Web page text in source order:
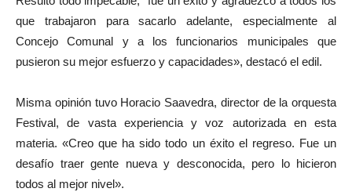
que trabajaron para sacarlo adelante, especialmente al
Concejo Comunal y a los funcionarios municipales que
pusieron su mejor esfuerzo y capacidades», destacó el edil.
Misma opinión tuvo Horacio Saavedra, director de la orquesta
Festival, de vasta experiencia y voz autorizada en esta
materia. «Creo que ha sido todo un éxito el regreso. Fue un
desafío traer gente nueva y desconocida, pero lo hicieron
todos al mejor nivel».